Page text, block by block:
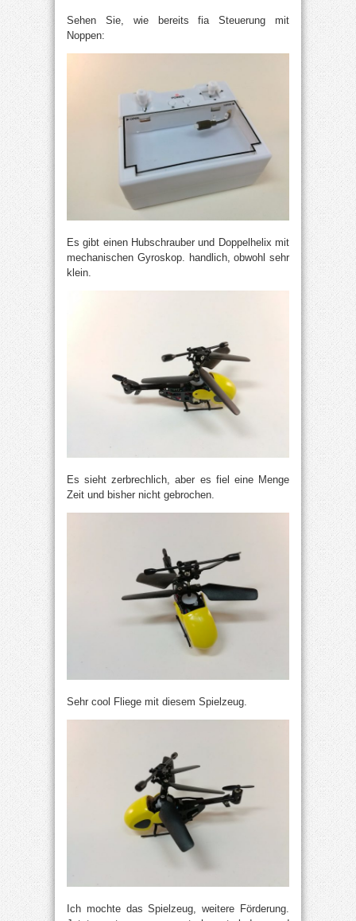
Sehen Sie, wie bereits fia Steuerung mit
Noppen:
Es gibt einen Hubschrauber und Doppelhelix mit
mechanischen Gyroskop. handlich, obwohl sehr
klein.
Es sieht zerbrechlich, aber es fiel eine Menge
Zeit und bisher nicht gebrochen.
Sehr cool Fliege mit diesem Spielzeug.
Ich mochte das Spielzeug, weitere Förderung.